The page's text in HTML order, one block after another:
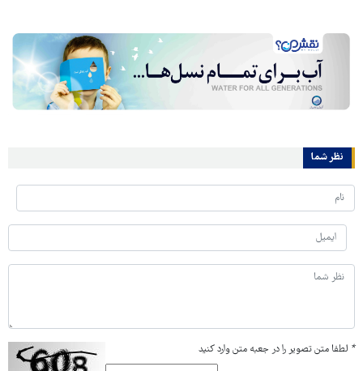
نظر شما
* لطفا متن تصویر را در جعبه متن وارد کنید